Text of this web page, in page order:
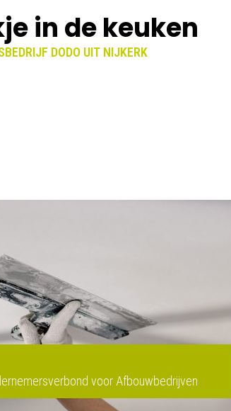
in de keuken
DODO UIT NIJKERK
voor Afbouwbedrijven